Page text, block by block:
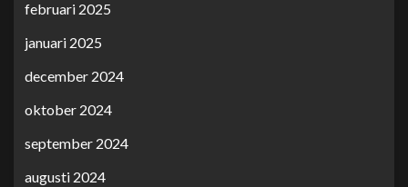
februari 2025
januari 2025
december 2024
oktober 2024
september 2024
augusti 2024